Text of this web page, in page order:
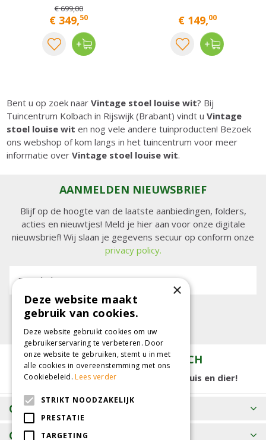
€699,00
€ 349,50 € 149,00
Bent u op zoek naarVintage stoel louise wit? Bij
Tuincentrum Kolbach in Rijswijk (Brabant) vindt uVintage
stoel louise wit en nog vele andere tuinproducten! Bezoek
ons webshop of kom langs in het tuincentrum voor meer
informatie overVintage stoel louise wit.
AANMELDEN NIEUWSBRIEF
Blijf op de hoogte van de laatste aanbiedingen, folders,
acties en nieuwtjes! Meld je hier aan voor onze digitale
nieuwsbrief! Wij slaan je gegevens secuur op conform onze
privacy policy.
E-mailadres:
TUINCENTRUM KOLBACH
15.000 m2 winkelplezier voor tuin, huis en dier!
OPENINGSTIJDEN
CONTACT
×
Deze website maakt
gebruik van cookies.
Deze website gebruikt cookies om uw
gebruikerservaring te verbeteren. Door
onze website te gebruiken, stemt u in met
alle cookies in overeenstemming met ons
Cookiebeleid.Lees verder
STRIKT NOODZAKELIJK
PRESTATIE
TARGETING